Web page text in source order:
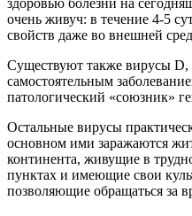
здоровью болезни на
очень живуч: в течение 4-5
свойств даже во внешней
Существуют также вирусы D,
самостоятельным
патологический «союзник»
Остальные вирусы
основном ими заражаются
континента, живущие в
пунктах и имеющие свои
позволяющие обращаться за